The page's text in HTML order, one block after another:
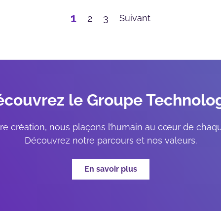
1 2 3 Suivant
le Groupe
création, nous plaçons l’humain au cœur de
Découvrez notre parcours et nos valeurs.
En savoir plus